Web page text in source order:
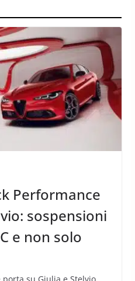
Performance
sospensioni
e non solo